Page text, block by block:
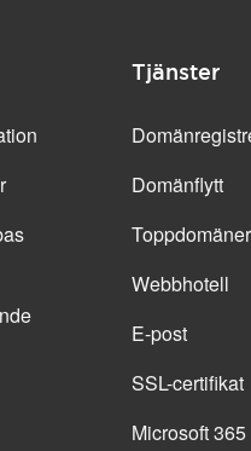
Tjänster
Domänflytt
Toppdomäner
Webbhotell
E-post
SSL-certifikat
Microsoft 365